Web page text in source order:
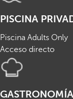
PISCINA
Piscina Adults Only
Acceso directo